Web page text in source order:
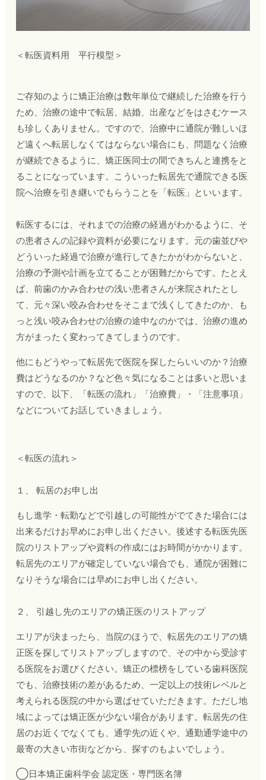
＜転医資料用 平行模型＞
ご存知のように矯正治療は数年単位で継続した治療を行う
ため、治療の途中で転居、結婚、出産などをはさむケース
も珍しくありません。ですので、治療中に通院が難しいほ
ど遠くへ転居しなくてはならない場合にも、問題なく治療
が継続できるように、矯正医同士の間できちんと連携をと
ることになっています。こういった転居先で通院できる医
院へ治療を引き継いでもらうことを「転医」といいます。
転医するには、それまでの治療の経過がわかるように、そ
の患者さんの記録や資料が必要になります。元の歯並びや
どういった経過で治療が進行してきたかがわからないと、
治療の予測や計画を立てることが困難だからです。たとえ
ば、前歯のかみ合わせの浅い患者さんが来院されたとし
て、元々深い咬み合わせをそこまで浅くしてきたのか、も
っと浅い咬み合わせの治療の途中なのかでは、治療の進め
方がまったく変わってきてしまうのです。
他にもどうやって転居先で医院を探したらいいのか？治療
費はどうなるのか？など色々気になることは多いと思いま
すので、以下、「転医の流れ」「治療費」・「注意事項」
などについてお話していきましょう。
＜転医の流れ＞
１、 転居のお申し出
もし進学・転勤などで引越しの可能性がでてきた場合には
出来るだけお早めにお申し出ください。後述する転医先医
院のリストアップや資料の作成にはお時間がかかります。
転居先のエリアが確定していない場合でも、通院が困難に
なりそうな場合には早めにお申し出ください。
２、 引越し先のエリアの矯正医のリストアップ
エリアが決まったら、当院のほうで、転居先のエリアの矯
正医を探してリストアップしますので、その中から受診す
る医院をお選びください。矯正の標榜をしている歯科医院
でも、治療技術の差があるため、一定以上の技術レベルと
考えられる医院の中から選ばせていただきます。ただし地
域によっては矯正医が少ない場合があります。転居先の住
居のお近くでなくても、通学先の近くや、通勤通学途中の
最寄の大きい市街などから、探すのもよいでしょう。
◯日本矯正歯科学会 認定医・専門医名簿